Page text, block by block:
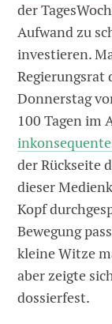
der
Aufwand zu
investieren.
Regierungsrat
Donnerstag
100 Tagen im
der Rückseite
dieser
Kopf
Bewegung
kleine Witze
aber zeigte
dossierfest.